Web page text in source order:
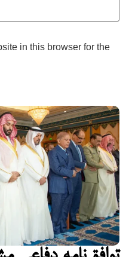
in this browser for the